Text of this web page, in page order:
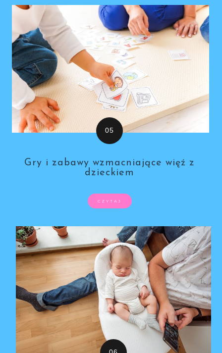
Gry i zabawy wzmacniające więź z
dzieckiem
CZYTAJ